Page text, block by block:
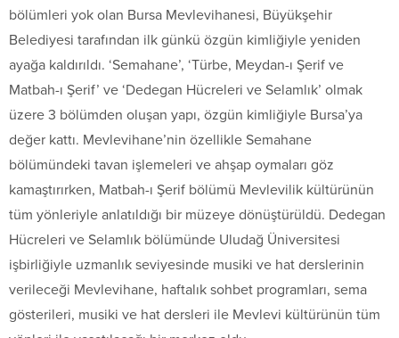
bölümleri yok olan Bursa Mevlevihanesi, Büyükşehir
Belediyesi tarafından ilk günkü özgün kimliğiyle yeniden
ayağa kaldırıldı. ‘Semahane’, ‘Türbe, Meydan-ı Şerif ve
Matbah-ı Şerif’ ve ‘Dedegan Hücreleri ve Selamlık’ olmak
üzere 3 bölümden oluşan yapı, özgün kimliğiyle Bursa’ya
değer kattı. Mevlevihane’nin özellikle Semahane
bölümündeki tavan işlemeleri ve ahşap oymaları göz
kamaştırırken, Matbah-ı Şerif bölümü Mevlevilik kültürünün
tüm yönleriyle anlatıldığı bir müzeye dönüştürüldü. Dedegan
Hücreleri ve Selamlık bölümünde Uludağ Üniversitesi
işbirliğiyle uzmanlık seviyesinde musiki ve hat derslerinin
verileceği Mevlevihane, haftalık sohbet programları, sema
gösterileri, musiki ve hat dersleri ile Mevlevi kültürünün tüm